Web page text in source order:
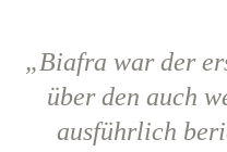
„Biafra war der
über den auch
ausführlich